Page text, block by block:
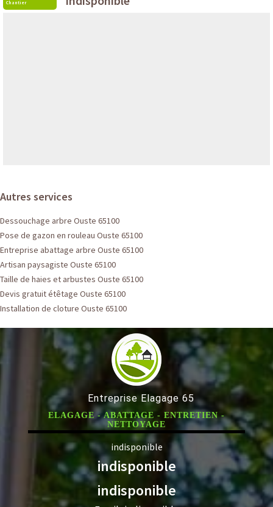
Chantier
Autres services
Dessouchage arbre Ouste 65100
Pose de gazon en rouleau Ouste 65100
Entreprise abattage arbre Ouste 65100
Artisan paysagiste Ouste 65100
Taille de haies et arbustes Ouste 65100
Devis gratuit étêtage Ouste 65100
Installation de cloture Ouste 65100
Entreprise Elagage 65
ELAGAGE - ABATTAGE - ENTRETIEN -
NETTOYAGE
indisponible
indisponible
indisponible